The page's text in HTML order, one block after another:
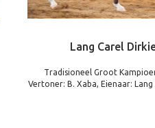
Lang Carel
Tradisioneel Groot
Vertoner: B. Xaba, Eienaar: